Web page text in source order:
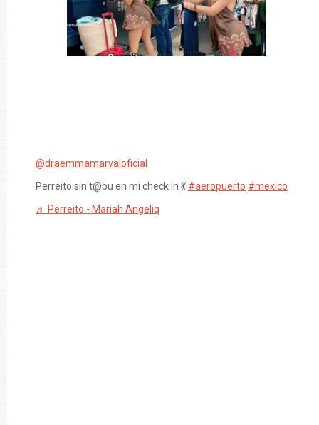
@draemmamarvaloficial
Perreito sin t@bu en mi check in 💃 #aeropuerto #mexico
♬ Perreito - Mariah Angeliq